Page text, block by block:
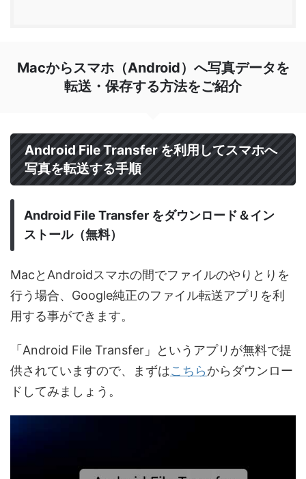
Macからスマホ（Android）へ写真データを
転送・保存する方法をご紹介
Android File Transfer を利用してスマホへ
写真を転送する手順
Android File Transfer をダウンロード＆イン
ストール（無料）
MacとAndroidスマホの間でファイルのやりとりを
行う場合、Google純正のファイル転送アプリを利
用する事ができます。
「Android File Transfer」というアプリが無料で提
供されていますので、まずはこちらからダウンロー
ドしてみましょう。